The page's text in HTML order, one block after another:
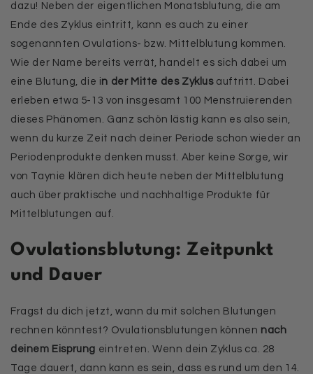
dazu! Neben der eigentlichen Monatsblutung, die am
Ende des Zyklus eintritt, kann es auch zu einer
sogenannten Ovulations- bzw. Mittelblutung kommen.
Wie der Name bereits verrät, handelt es sich dabei um
eine Blutung, die in der Mitte des Zyklusauftritt. Dabei
erleben etwa 5-13 von insgesamt 100 Menstruierenden
dieses Phänomen. Ganz schön lästig kann es also sein,
wenn du kurze Zeit nach deiner Periode schon wieder an
Periodenprodukte denken musst. Aber keine Sorge, wir
von Taynie klären dich heute neben der Mittelblutung
auch über praktische und nachhaltige Produkte für
Mittelblutungen auf.
Ovulationsblutung: Zeitpunkt
und Dauer
Fragst du dich jetzt, wann du mit solchen Blutungen
rechnen könntest? Ovulationsblutungen können nach
deinem Eisprung eintreten. Wenn dein Zyklus ca. 28
Tage dauert, dann kann es sein, dass es rund um den 14.